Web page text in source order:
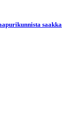
saakka